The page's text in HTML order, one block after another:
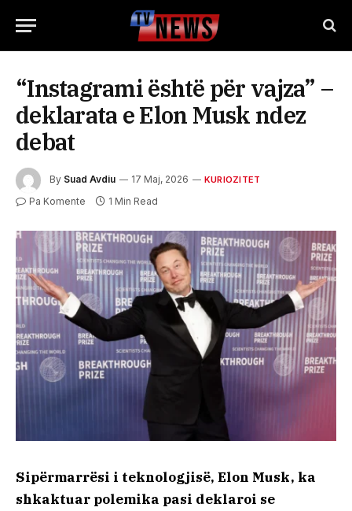
“Instagrami është për vajza” –
deklarata e Elon Musk ndez
debat
By Suad Avdiu 17 Maj, 2026 KURIOZITET
Pa Komente 1 Min Read
Sipërmarrësi i teknologjisë, Elon Musk, ka
shkaktuar polemika pasi deklaroi se